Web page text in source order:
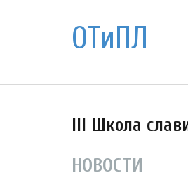
ОТиПЛ
III Школа
НОВОСТИ